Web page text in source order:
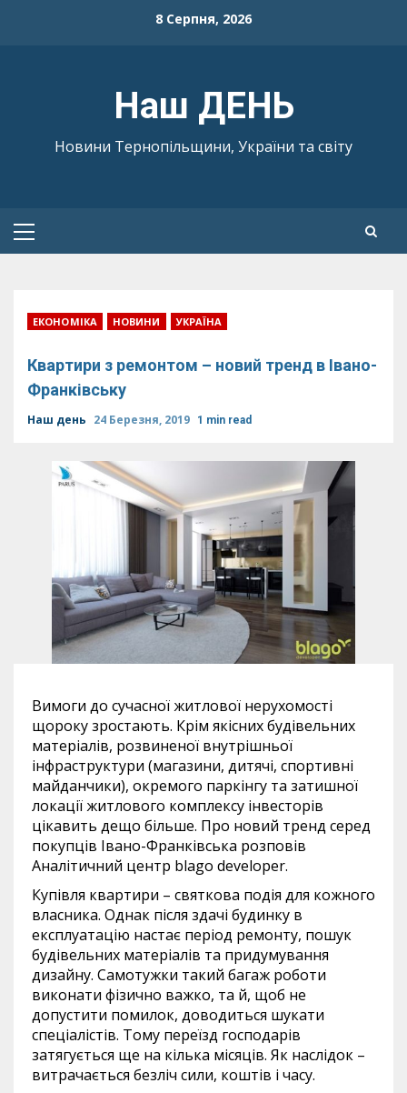
8 Серпня, 2026
Наш ДЕНЬ
Новини Тернопільщини, України та світу
Primary
ЕКОНОМІКА НОВИНИ УКРАЇНА
Квартири з ремонтом – новий тренд в Івано-
Франківську
Наш день 24 Березня, 2019 1 min read
Вимоги до сучасної житлової нерухомості
щороку зростають. Крім якісних будівельних
матеріалів, розвиненої внутрішньої
інфраструктури (магазини, дитячі, спортивні
майданчики), окремого паркінгу та затишної
локації житлового комплексу інвесторів
цікавить дещо більше. Про новий тренд серед
покупців Івано-Франківська розповів
Аналітичний центр blago developer.
Купівля квартири – святкова подія для кожного
власника. Однак після здачі будинку в
експлуатацію настає період ремонту, пошук
будівельних матеріалів та придумування
дизайну. Самотужки такий багаж роботи
виконати фізично важко, та й, щоб не
допустити помилок, доводиться шукати
спеціалістів. Тому переїзд господарів
затягується ще на кілька місяців. Як наслідок –
витрачається безліч сили, коштів і часу.